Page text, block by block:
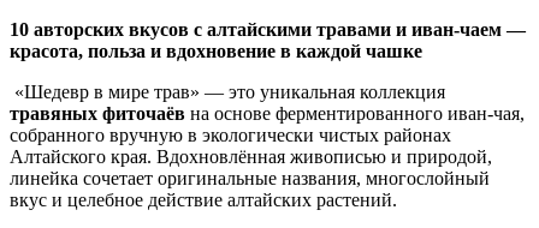
10 авторских вкусов с алтайскими травами и иван-чаем —
красота, польза и вдохновение в каждой чашке
«Шедевр в мире трав» — это уникальная коллекция
травяных фиточаёв на основе ферментированного иван-чая,
собранного вручную в экологически чистых районах
Алтайского края. Вдохновлённая живописью и природой,
линейка сочетает оригинальные названия, многослойный
вкус и целебное действие алтайских растений.